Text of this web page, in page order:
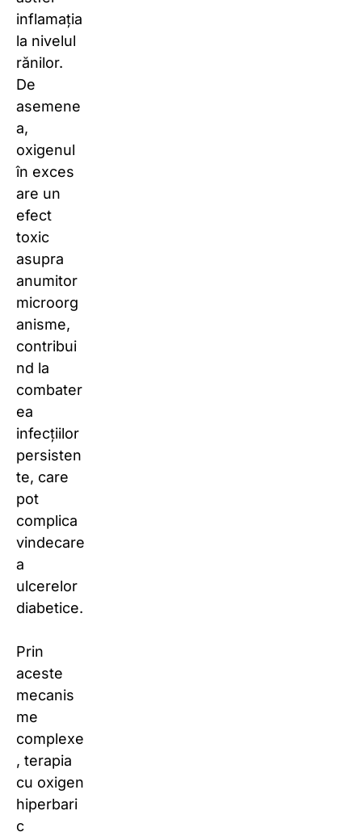
inflamația
la nivelul
rănilor.
De
asemene
a,
oxigenul
în exces
are un
efect
toxic
asupra
anumitor
microorg
anisme,
contribui
nd la
combater
ea
infecțiilor
persisten
te, care
pot
complica
vindecare
a
ulcerelor
diabetice.
Prin
aceste
mecanis
me
complexe
, terapia
cu oxigen
hiperbari
c